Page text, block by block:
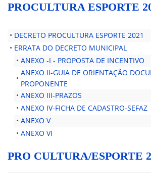
PROCULTURA ESPORTE
• DECRETO PROCULTURA ESPORTE 2021
• ERRATA DO DECRETO MUNICIPAL
• ANEXO -I - PROPOSTA DE INCENTIVO
•
ANEXO II-GUIA DE ORIENTAÇÃO
PROPONENTE
• ANEXO III-PRAZOS
• ANEXO IV-FICHA DE CADASTRO-SEFAZ
• ANEXO V
• ANEXO VI
PRO CULTURA/ESPORTE